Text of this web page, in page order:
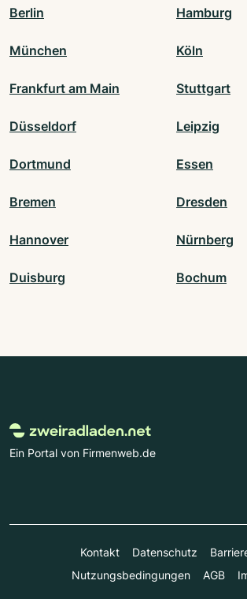
Berlin Hamburg
München Köln
Frankfurt am Main Stuttgart
Düsseldorf Leipzig
Dortmund Essen
Bremen Dresden
Hannover Nürnberg
Duisburg Bochum
Ein Portal von Firmenweb.de
Kontakt Datenschutz
Nutzungsbedingungen
AGB